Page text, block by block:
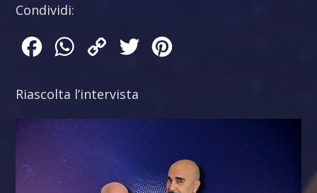
Condividi:
FacebookWhatsApp
Copy
Twitter
Riascolta l’intervista